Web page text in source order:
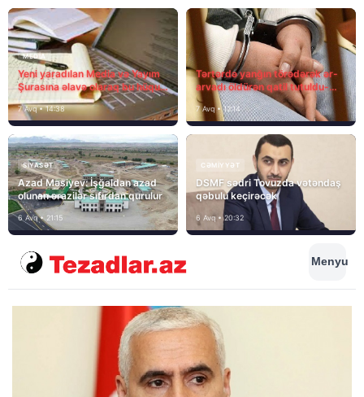
MEDİA
Yeni yaradılan Media və Yayım
Şurasına əlavə olaraq bu hüquq
və vəzifələr də verilib
7 Avq • 14:38
Tərtərdə yanğın törədərək ər-
arvadı öldürən qatil tutuldu-
SON DƏQİQƏ
7 Avq • 12:14
SIYASƏT
Azad Məsiyev: İşğaldan azad
olunan ərazilər sıfırdan qurulur
6 Avq • 21:15
CƏMIYYƏT
DSMF sədri Tovuzda vətəndaş
qəbulu keçirəcək
6 Avq • 20:32
Menyu